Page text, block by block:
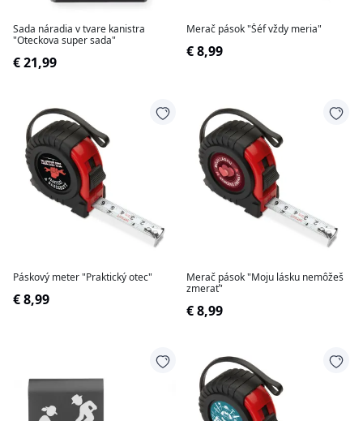
Sada náradia v tvare kanistra
"Oteckova super sada"
€ 21,99
Merač pások "Šéf vždy meria"
€ 8,99
Páskový meter "Praktický otec"
€ 8,99
Merač pások "Moju lásku nemôžeš
zmerať"
€ 8,99